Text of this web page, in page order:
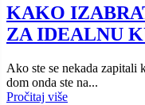
KAKO
ZA IDEALNU
Ako ste se nekada zapitali
dom onda ste na...
Pročitaj više